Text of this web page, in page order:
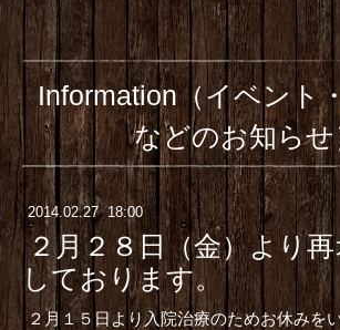
Information（イベント
などのお知らせ
2014.02.27 18:00
２月２８日（金）より
しております。
２月１５日より入院治療のためお休みを